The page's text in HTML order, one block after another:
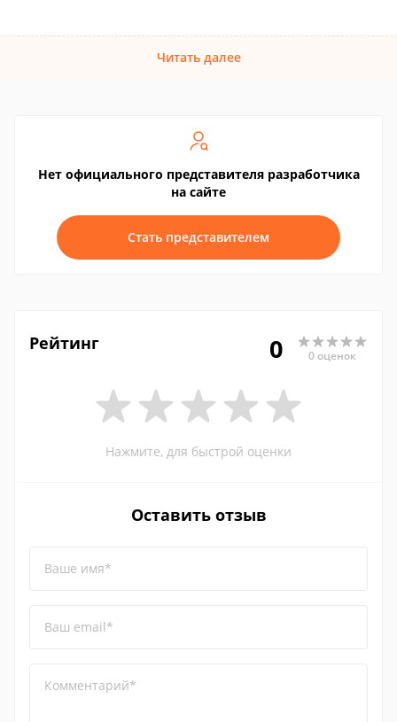
Читать далее
Нет официального представителя разработчика
на сайте
Стать представителем
Рейтинг 0 0 оценок
Нажмите, для быстрой оценки
Оставить отзыв
Ваше имя*
Ваш email*
Комментарий*